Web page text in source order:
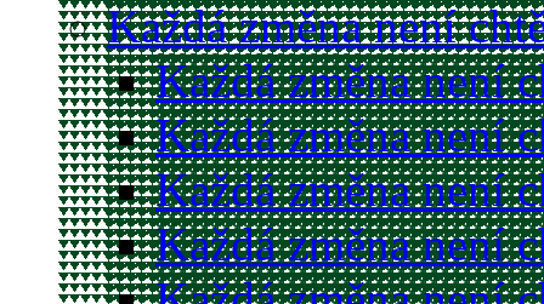
Každá změna není
Každá změna není
Každá změna není
Každá změna není
Každá změna není